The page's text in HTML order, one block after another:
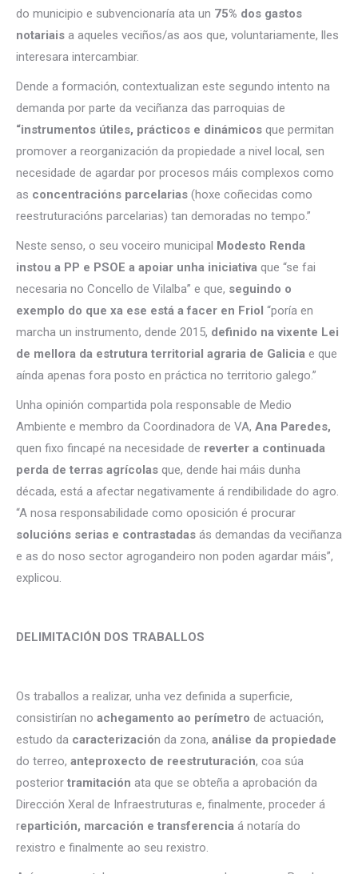
do municipio e subvencionaría ata un 75% dos gastos
notariais a aqueles veciños/as aos que, voluntariamente, lles
interesara intercambiar.
Dende a formación, contextualizan este segundo intento na
demanda por parte da veciñanza das parroquias de
“instrumentos útiles, prácticos e dinámicos que permitan
promover a reorganización da propiedade a nivel local, sen
necesidade de agardar por procesos máis complexos como
as concentracións parcelarias (hoxe coñecidas como
reestruturacións parcelarias) tan demoradas no tempo.”
Neste senso, o seu voceiro municipal Modesto Renda
instou a PP e PSOE a apoiar unha iniciativa que “se fai
necesaria no Concello de Vilalba” e que, seguindo o
exemplo do que xa ese está a facer en Friol “poría en
marcha un instrumento, dende 2015, definido na vixente Lei
de mellora da estrutura territorial agraria de Galicia e que
aínda apenas fora posto en práctica no territorio galego.”
Unha opinión compartida pola responsable de Medio
Ambiente e membro da Coordinadora de VA, Ana Paredes,
quen fixo fincapé na necesidade de reverter a continuada
perda de terras agrícolas que, dende hai máis dunha
década, está a afectar negativamente á rendibilidade do agro.
“A nosa responsabilidade como oposición é procurar
solucións serias e contrastadas ás demandas da veciñanza
e as do noso sector agrogandeiro non poden agardar máis”,
explicou.
DELIMITACIÓN DOS TRABALLOS
Os traballos a realizar, unha vez definida a superficie,
consistirían no achegamento ao perímetro de actuación,
estudo da caracterización da zona, análise da propiedade
do terreo, anteproxecto de reestruturación, coa súa
posterior tramitación ata que se obteña a aprobación da
Dirección Xeral de Infraestruturas e, finalmente, proceder á
repartición, marcación e transferencia á notaría do
rexistro e finalmente ao seu rexistro.